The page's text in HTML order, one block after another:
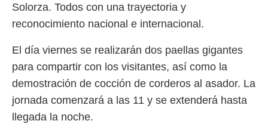
Solorza. Todos con una trayectoria y
reconocimiento nacional e internacional.
El día viernes se realizarán dos paellas gigantes
para compartir con los visitantes, así como la
demostración de cocción de corderos al asador. La
jornada comenzará a las 11 y se extenderá hasta
llegada la noche.